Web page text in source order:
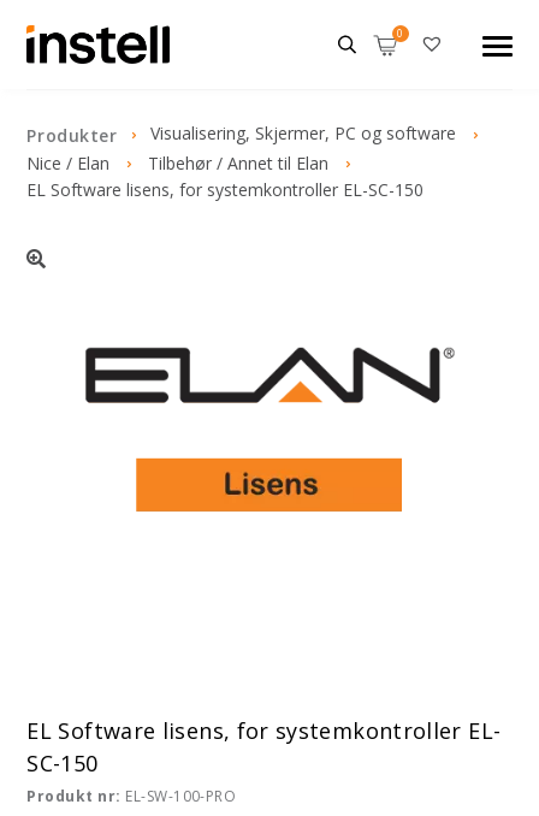
Produkter
Visualisering, Skjermer, PC og software
Nice / Elan
Tilbehør / Annet til Elan
EL Software lisens, for systemkontroller EL-SC-150
EL Software lisens, for systemkontroller EL-
SC-150
Produkt nr: EL-SW-100-PRO